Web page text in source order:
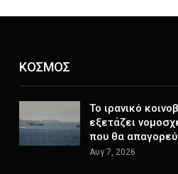
ΚΟΣΜΟΣ
Το ιρανικό
εξετάζει
που θα
Αυγ 7, 2026